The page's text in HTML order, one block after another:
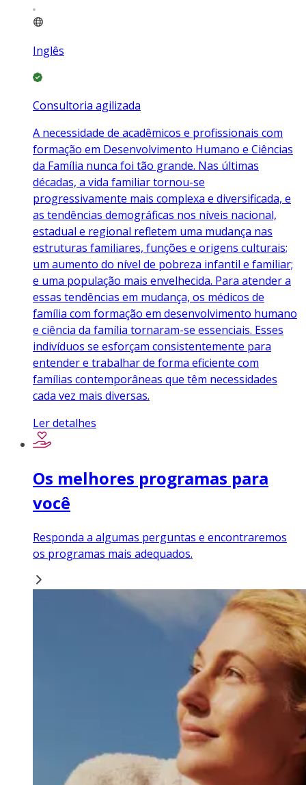
Inglês
Consultoria agilizada
A necessidade de acadêmicos e profissionais com
formação em Desenvolvimento Humano e Ciências
da Família nunca foi tão grande. Nas últimas
décadas, a vida familiar tornou-se
progressivamente mais complexa e diversificada, e
as tendências demográficas nos níveis nacional,
estadual e regional refletem uma mudança nas
estruturas familiares, funções e origens culturais;
um aumento do nível de pobreza infantil e familiar;
e uma população mais envelhecida. Para atender a
essas tendências em mudança, os médicos de
família com formação em desenvolvimento humano
e ciência da família tornaram-se essenciais. Esses
indivíduos se esforçam consistentemente para
entender e trabalhar de forma eficiente com
famílias contemporâneas que têm necessidades
cada vez mais diversas.
Ler detalhes
Os melhores programas para
você
Responda a algumas perguntas e encontraremos
os programas mais adequados.